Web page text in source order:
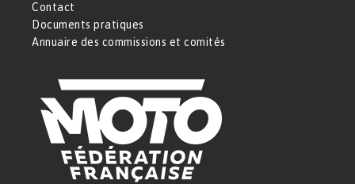
Contact
Documents pratiques
Annuaire des commissions et comités